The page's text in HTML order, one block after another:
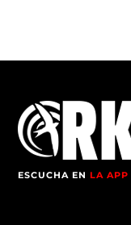
ESCUCHA ENLA APP